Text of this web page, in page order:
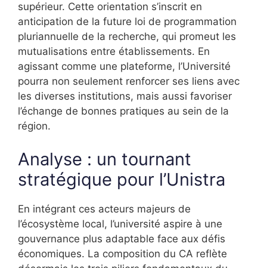
supérieur. Cette orientation s’inscrit en
anticipation de la future loi de programmation
pluriannuelle de la recherche, qui promeut les
mutualisations entre établissements. En
agissant comme une plateforme, l’Université
pourra non seulement renforcer ses liens avec
les diverses institutions, mais aussi favoriser
l’échange de bonnes pratiques au sein de la
région.
Analyse : un tournant
stratégique pour l’Unistra
En intégrant ces acteurs majeurs de
l’écosystème local, l’université aspire à une
gouvernance plus adaptable face aux défis
économiques. La composition du CA reflète